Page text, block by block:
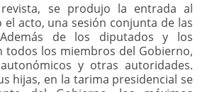
se produjo la entrada al
el acto, una sesión conjunta de las
Además de los diputados y los
todos los miembros del Gobierno,
y otras autoridades.
hijas, en la tarima presidencial se